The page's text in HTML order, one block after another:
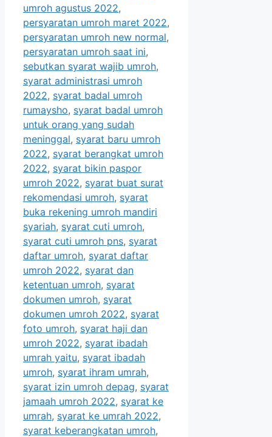
umroh agustus 2022,
persyaratan umroh maret 2022,
persyaratan umroh new normal,
persyaratan umroh saat ini,
sebutkan syarat wajib umroh,
syarat administrasi umroh
2022, syarat badal umroh
rumaysho, syarat badal umroh
untuk orang yang sudah
meninggal, syarat baru umroh
2022, syarat berangkat umroh
2022, syarat bikin paspor
umroh 2022, syarat buat surat
rekomendasi umroh, syarat
buka rekening umroh mandiri
syariah, syarat cuti umroh,
syarat cuti umroh pns, syarat
daftar umroh, syarat daftar
umroh 2022, syarat dan
ketentuan umroh, syarat
dokumen umroh, syarat
dokumen umroh 2022, syarat
foto umroh, syarat haji dan
umroh 2022, syarat ibadah
umrah yaitu, syarat ibadah
umroh, syarat ihram umrah,
syarat izin umroh depag, syarat
jamaah umroh 2022, syarat ke
umrah, syarat ke umrah 2022,
syarat keberangkatan umroh,